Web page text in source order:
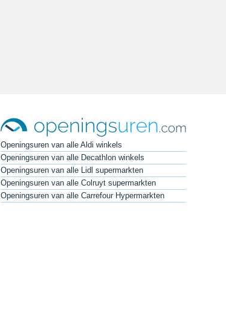
Openingsuren van alle Aldi winkels
Openingsuren van alle Decathlon winkels
Openingsuren van alle Lidl supermarkten
Openingsuren van alle Colruyt supermarkten
Openingsuren van alle Carrefour Hypermarkten